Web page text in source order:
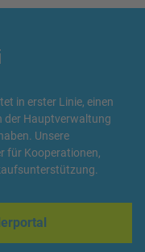
in erster Linie, einen
der Hauptverwaltung
Unsere
für Kooperationen,
in New Tab